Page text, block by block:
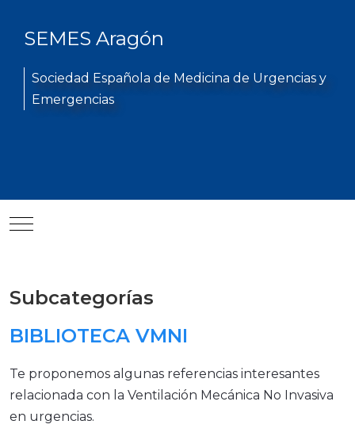
SEMES Aragón
Sociedad Española de Medicina de Urgencias y
Emergencias
Mobile Menu Toggle
Subcategorías
BIBLIOTECA VMNI
Te proponemos algunas referencias interesantes
relacionada con la Ventilación Mecánica No Invasiva
en urgencias.